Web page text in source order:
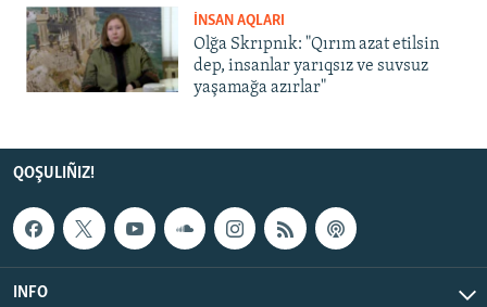
İNSAN AQLARI
Olğa Skrıpnık: "Qırım azat etilsin
dep, insanlar yarıqsız ve suvsuz
yaşamağa azırlar"
QOŞULIÑIZ!
INFO